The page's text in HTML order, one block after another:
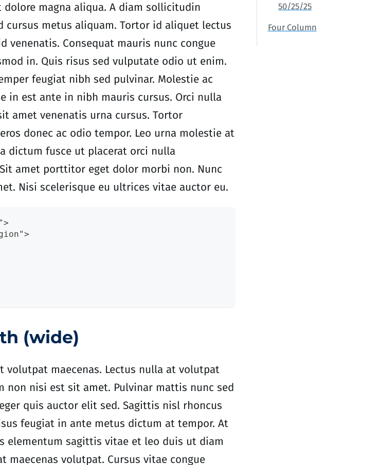
magna aliqua. A diam sollicitudin
cursus metus aliquam. Tortor id aliquet lectus
venenatis. Consequat mauris nunc congue
in. Quis risus sed vulputate odio ut enim.
feugiat nibh sed pulvinar. Molestie ac
in est ante in nibh mauris cursus. Orci nulla
amet venenatis urna cursus. Tortor
donec ac odio tempor. Leo urna molestie at
dictum fusce ut placerat orci nulla
amet porttitor eget dolor morbi non. Nunc
Nisi scelerisque eu ultrices vitae auctor eu.
(wide)
maecenas. Lectus nulla at volutpat
non nisi est sit amet. Pulvinar mattis nunc sed
quis auctor elit sed. Sagittis nisl rhoncus
feugiat in ante metus dictum at tempor. At
elementum sagittis vitae et leo duis ut diam
maecenas volutpat. Cursus vitae congue
50/25/25
Four Column